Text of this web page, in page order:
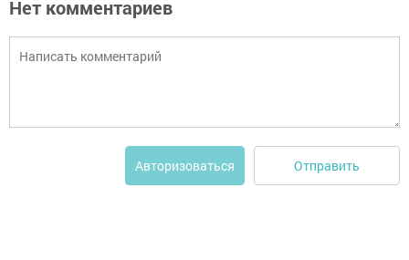
Нет комментариев
Авторизоваться Отправить